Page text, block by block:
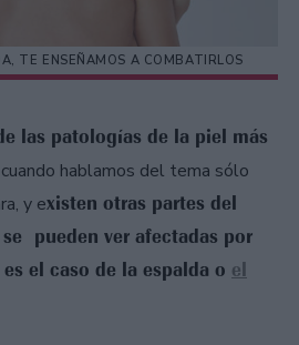
TE ENSEÑAMOS A COMBATIRLOS
las patologías de la piel más
hablamos del tema sólo
y existen otras partes del
pueden ver afectadas por
el caso de la espalda o el